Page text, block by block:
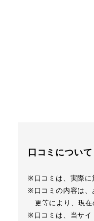
口コミについて
※口コミは、実際に
※口コミの内容は、
更等により、現
※口コミは、当サイ